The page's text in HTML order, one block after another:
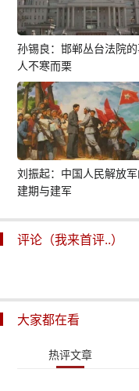
孙锡良：邯郸丛台法院
人不寒而栗
刘振起：中国人民解放
建期与建军
评论（我来首评..）
大家都在看
热评文章